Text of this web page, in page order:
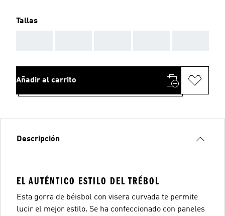
Tallas
Añadir al carrito
Descripción
EL AUTÉNTICO ESTILO DEL TRÉBOL
Esta gorra de béisbol con visera curvada te permite
lucir el mejor estilo. Se ha confeccionado con paneles